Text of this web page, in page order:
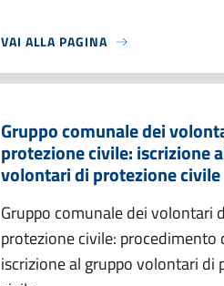
VAI ALLA PAGINA
Gruppo comunale dei
protezione civile: iscrizione
volontari di protezione civile
Gruppo comunale dei volontari
protezione civile: procedimento
iscrizione al gruppo volontari di